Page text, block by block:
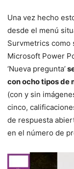
Una vez hecho
desde el menú
Survmetrics como
Microsoft Power
‘Nueva pregunta’
con ocho tipos de
(con y sin
cinco,
de respuesta
en el número de